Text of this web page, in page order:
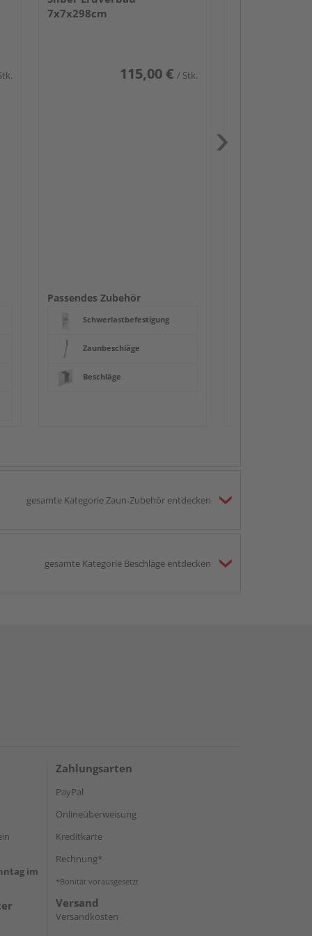
7x7x298cm
115,00 € / Stk.
Passendes Zubehör
Schwerlastbefestigung
Zaunbeschläge
Beschläge
gesamte Kategorie Zaun-Zubehör entdecken
gesamte Kategorie Beschläge entdecken
im
Zahlungsarten
PayPal
Onlineüberweisung
Kreditkarte
Rechnung*
*Bonität vorausgesetzt
Versand
Versandkosten